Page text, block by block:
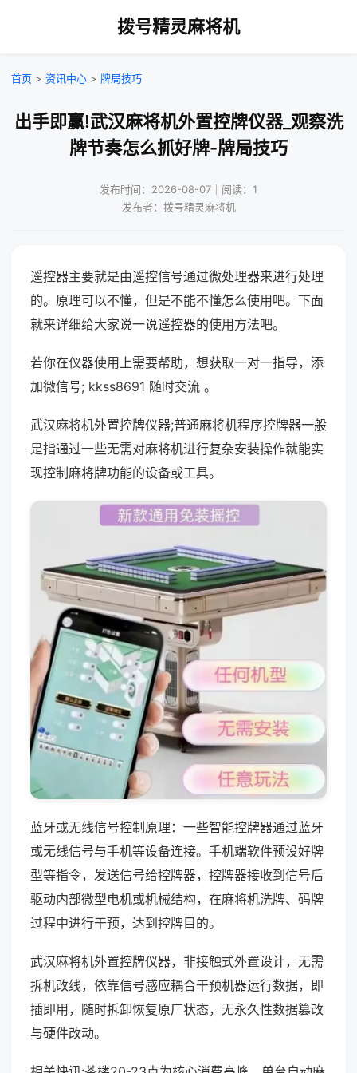
拨号精灵麻将机
首页 > 资讯中心 > 牌局技巧
出手即赢!武汉麻将机外置控牌仪器_观察洗
牌节奏怎么抓好牌-牌局技巧
发布时间：2026-08-07｜阅读：1
发布者：拨号精灵麻将机
遥控器主要就是由遥控信号通过微处理器来进行处理
的。原理可以不懂，但是不能不懂怎么使用吧。下面
就来详细给大家说一说遥控器的使用方法吧。
若你在仪器使用上需要帮助，想获取一对一指导，添
加微信号; kkss8691 随时交流 。
武汉麻将机外置控牌仪器;普通麻将机程序控牌器一般
是指通过一些无需对麻将机进行复杂安装操作就能实
现控制麻将牌功能的设备或工具。
蓝牙或无线信号控制原理：一些智能控牌器通过蓝牙
或无线信号与手机等设备连接。手机端软件预设好牌
型等指令，发送信号给控牌器，控牌器接收到信号后
驱动内部微型电机或机械结构，在麻将机洗牌、码牌
过程中进行干预，达到控牌目的。
武汉麻将机外置控牌仪器，非接触式外置设计，无需
拆机改线，依靠信号感应耦合干预机器运行数据，即
插即用，随时拆卸恢复原厂状态，无永久性数据篡改
与硬件改动。